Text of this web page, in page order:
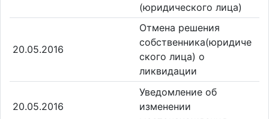
(юридического лица)
20.05.2016
Отмена решения
собственника(юридиче
ского лица) о
ликвидации
20.05.2016
Уведомление об
изменении